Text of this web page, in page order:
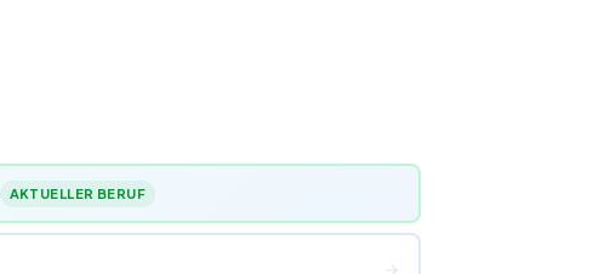
AKTUELLER BERUF